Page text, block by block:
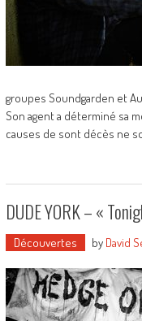
groupes Soundgarden et
Son agent a déterminé sa
causes de sont décès ne
DUDE YORK – «
Découvertes by David